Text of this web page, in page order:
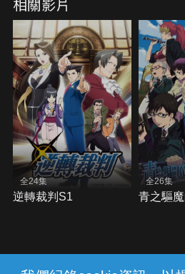
全24集
逆轉裁判S1
全26集
青之驅